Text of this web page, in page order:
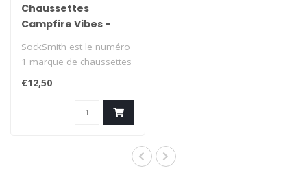
Chaussettes
Campfire Vibes -
SockSmith est le numéro
1 marque de chaussettes
aux États-Unis, avec la
devise..
€12,50